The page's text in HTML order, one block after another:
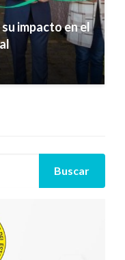
impacto en el